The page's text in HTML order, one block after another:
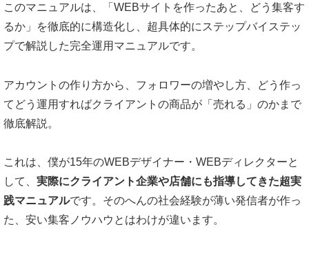
このマニュアルは、「WEBサイトを作ったあと、どう集客す
るか」を徹底的に構造化し、超具体的にステップバイステッ
プで解説した完全運用マニュアルです。
アカウントの作り方から、フォロワーの増やし方、どう作っ
てどう運用すればクライアントの商品が「売れる」のかまで
徹底解説。
これは、僕が15年のWEBデザイナー・WEBディレクターと
して、 実際にクライアント企業や店舗にも指導してきた超実
践マニュアルです。そのへんの社会経験が薄い発信者が作っ
た、安い集客ノウハウとはわけが違います。